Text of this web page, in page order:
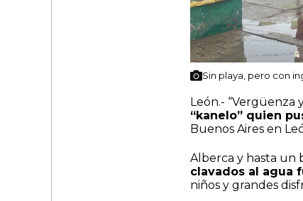
Sin playa, pero con
León.- “Vergüenza
“kanelo” quien
Buenos Aires en
Alberca y hasta un
clavados al agua
niños y grandes